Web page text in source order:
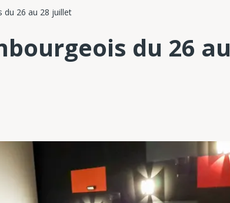
du 26 au 28 juillet
du 26 au